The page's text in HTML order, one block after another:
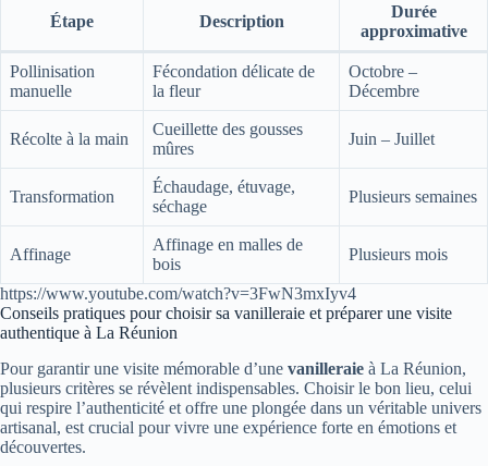
Étape Description
Durée
approximative
Pollinisation
manuelle
Fécondation délicate de
la fleur
Octobre –
Décembre
Récolte à la main
Cueillette des gousses
mûres
Juin – Juillet
Transformation
Échaudage, étuvage,
séchage
Plusieurs semaines
Affinage
Affinage en malles de
bois
Plusieurs mois
https://www.youtube.com/watch?v=3FwN3mxIyv4
Conseils pratiques pour choisir sa vanilleraie et préparer une visite
authentique à La Réunion
Pour garantir une visite mémorable d’une vanilleraie à La Réunion,
plusieurs critères se révèlent indispensables. Choisir le bon lieu, celui
qui respire l’authenticité et offre une plongée dans un véritable univers
artisanal, est crucial pour vivre une expérience forte en émotions et
découvertes.